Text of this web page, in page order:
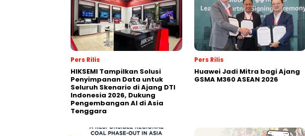
Pers Rilis
HIKSEMI Tampilkan Solusi
Penyimpanan Data untuk
Seluruh Skenario di Ajang DTI
Indonesia 2026, Dukung
Pengembangan AI di Asia
Tenggara
Pers Rilis
Huawei Jadi Mitra bagi Ajang
GSMA M360 ASEAN 2026